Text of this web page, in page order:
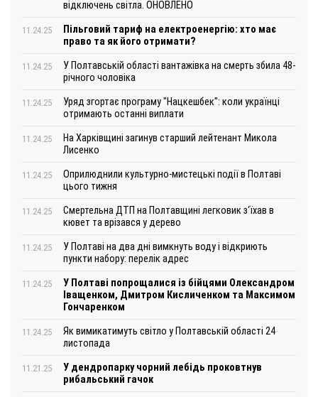
відключень світла. ОНОВЛЕНО
11.24.25
Пільговий тариф на електроенергію: хто має
право та як його отримати?
11.24.25
У Полтавській області вантажівка на смерть збила 48-
річного чоловіка
11.24.25
Уряд згортає програму "Нацкешбек": коли українці
отримають останні виплати
11.24.25
На Харківщині загинув старший лейтенант Микола
Лисенко
11.24.25
Оприлюднили культурно-мистецькі події в Полтаві
цього тижня
11.24.25
Смертельна ДТП на Полтавщині легковик з‘їхав в
кювет та врізався у дерево
11.24.25
У Полтаві на два дні вимкнуть воду і відкриють
пункти набору: перелік адрес
11.24.25
У Полтаві попрощалися із бійцями Олександром
Іващенком, Дмитром Кисличенком та Максимом
Гончаренком
11.24.25
Як вимикатимуть світло у Полтавській області 24
листопада
11.21.25
У дендропарку чорний лебідь проковтнув
рибальський гачок